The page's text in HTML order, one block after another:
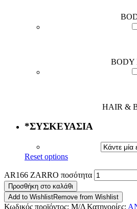
BODY
HAIR &
*ΣΥΣΚΕΥΑΣΙΑ
Reset options
AR166 ZARRO ποσότητα
Προσθήκη στο καλάθι
Add to WishlistRemove from Wishlist
Κωδικός προϊόντος: Μ/Δ Κατηγορίες: